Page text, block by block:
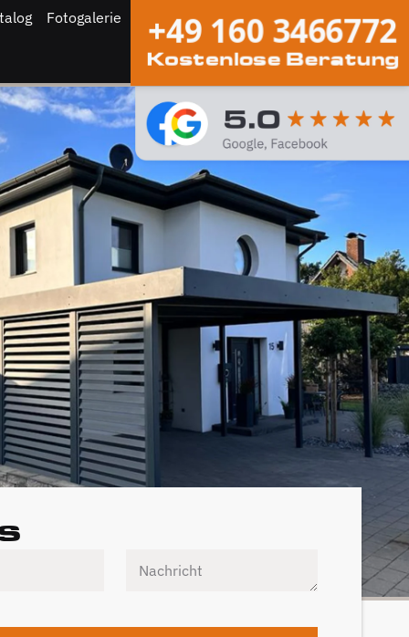
Fotogalerie
+49 160 3466772
Kostenlose Beratung